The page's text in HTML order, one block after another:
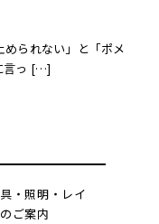
られない」と「ポメ
言っ […]
・照明・レイ
ご案内